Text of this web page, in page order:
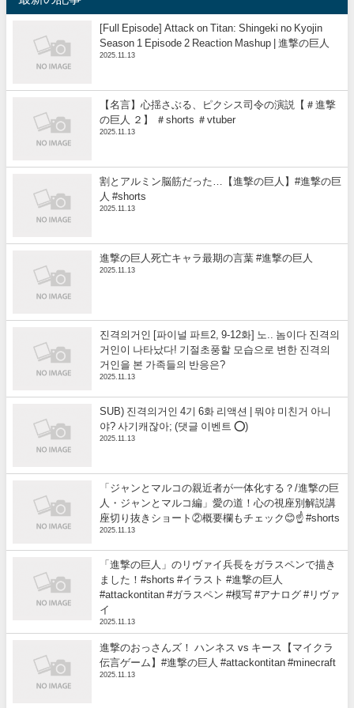
[Full Episode] Attack on Titan: Shingeki no Kyojin
Season 1 Episode 2 Reaction Mashup | 進撃の巨人
2025.11.13
【名言】心揺さぶる、ピクシス司令の演説【＃進撃
の巨人 ２】 ＃shorts ＃vtuber
2025.11.13
割とアルミン脳筋だった…【進撃の巨人】#進撃の巨
人 #shorts
2025.11.13
進撃の巨人死亡キャラ最期の言葉 #進撃の巨人
2025.11.13
진격의거인 [파이널 파트2, 9-12화] 노.. 놈이다 진격의
거인이 나타났다! 기절초풍할 모습으로 변한 진격의
거인을 본 가족들의 반응은?
2025.11.13
SUB) 진격의거인 4기 6화 리액션 | 뭐야 미친거 아니
야? 사기캐잖아; (댓글 이벤트 ⭕)
2025.11.13
「ジャンとマルコの親近者が一体化する？/進撃の巨
人・ジャンとマルコ編」愛の道！心の視座別解説講
座切り抜きショート②概要欄もチェック😊☝️ #shorts
2025.11.13
「進撃の巨人」のリヴァイ兵長をガラスペンで描き
ました！#shorts #イラスト #進撃の巨人
#attackontitan #ガラスペン #模写 #アナログ #リヴァ
イ
2025.11.13
進撃のおっさんズ！ ハンネス vs キース【マイクラ
伝言ゲーム】#進撃の巨人 #attackontitan #minecraft
2025.11.13